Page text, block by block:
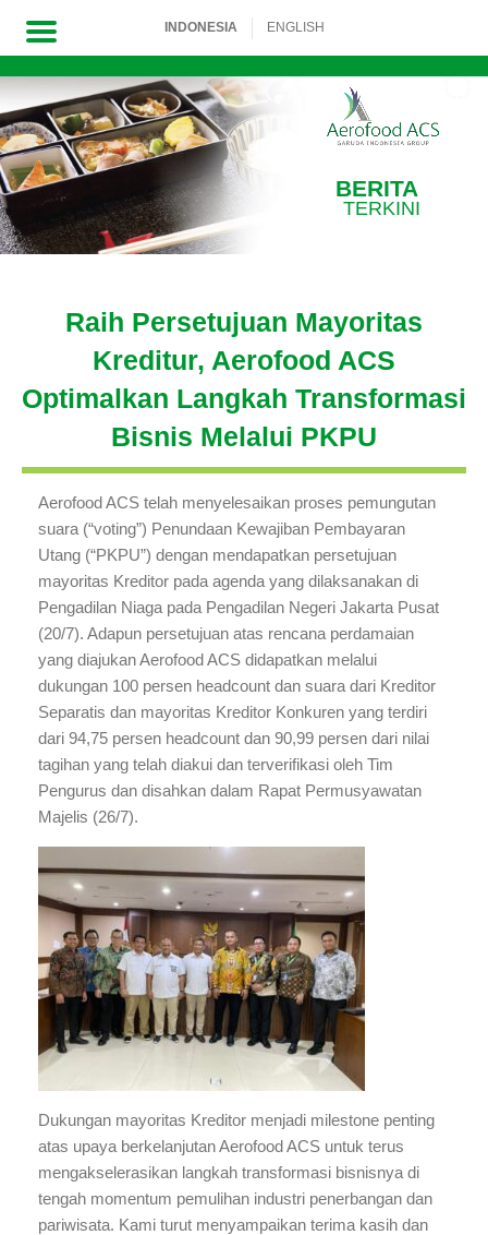
Skip
to
content
BERITA
TERKINI
INDONESIA ENGLISH
Raih Persetujuan Mayoritas
Kreditur, Aerofood ACS
Optimalkan Langkah Transformasi
Bisnis Melalui PKPU
Aerofood ACS telah menyelesaikan proses pemungutan
suara (“voting”) Penundaan Kewajiban Pembayaran
Utang (“PKPU”) dengan mendapatkan persetujuan
mayoritas Kreditor pada agenda yang dilaksanakan di
Pengadilan Niaga pada Pengadilan Negeri Jakarta Pusat
(20/7). Adapun persetujuan atas rencana perdamaian
yang diajukan Aerofood ACS didapatkan melalui
dukungan 100 persen headcount dan suara dari Kreditor
Separatis dan mayoritas Kreditor Konkuren yang terdiri
dari 94,75 persen headcount dan 90,99 persen dari nilai
tagihan yang telah diakui dan terverifikasi oleh Tim
Pengurus dan disahkan dalam Rapat Permusyawatan
Majelis (26/7).
Dukungan mayoritas Kreditor menjadi milestone penting
atas upaya berkelanjutan Aerofood ACS untuk terus
mengakselerasikan langkah transformasi bisnisnya di
tengah momentum pemulihan industri penerbangan dan
pariwisata. Kami turut menyampaikan terima kasih dan